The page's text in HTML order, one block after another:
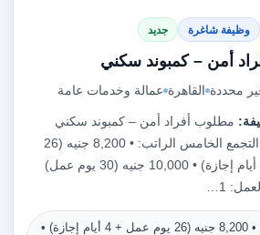
وظيفة شاغرة جديد
أمن – كمبوند سكني
محددة القاهرة عمالة وخدمات عامة
مطلوب أفراد أمن – كمبوند سكني
مكان العمل: التجمع الخامس الراتب: • 8,200 جنيه (26
يوم عمل + 4 أيام إجازة) • 10,000 جنيه (30 يوم عمل)
1…
الراتب: • 8,200 جنيه (26 يوم عمل + 4 أيام إجازة) •